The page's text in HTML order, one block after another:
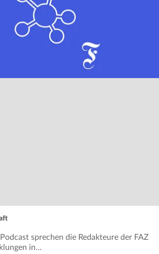
sprechen die Redakteure der FAZ
in…